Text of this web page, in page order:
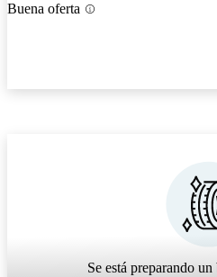
Buena oferta
Se está preparando